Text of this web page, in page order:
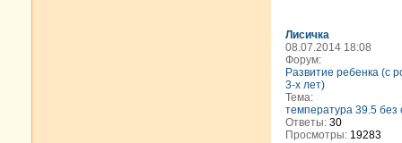
Лисичка
08.07.2014 18:08
Форум:
Развитие ребенка (с
3-х лет)
Тема:
температура 39.5 без
Ответы: 30
Просмотры: 19283